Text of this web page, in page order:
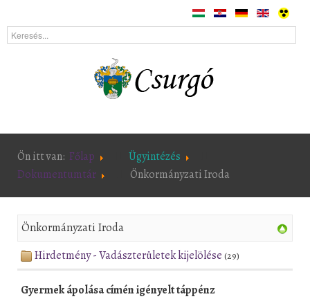
Ön itt van: Főlap
Ügyintézés
Dokumentumtár
Önkormányzati Iroda
Önkormányzati Iroda
Hirdetmény - Vadászterületek kijelölése (29)
Gyermek ápolása címén igényelt táppénz